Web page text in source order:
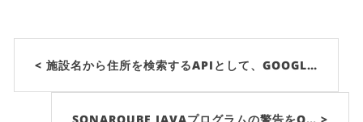
< 施設名から住所を検索するAPIとして、GOOGL…